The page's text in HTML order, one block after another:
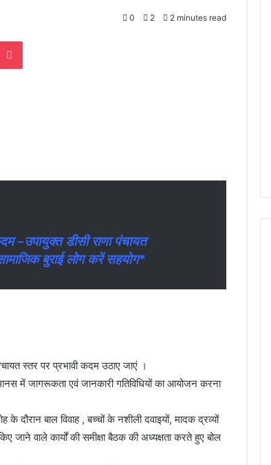
0 2 2 minutes read
Pocket
–उपायुक्त डीसी राणा पंचायत
बुराई लोग करें सहयोग*
स्तर पर प्रभावी कदम उठाए जाएं ।
में जागरूकता एवं जानकारी गतिविधियों का आयोजन करना
दौरान बाल विवाह , बच्चों के नशीली दवाइयों, मादक द्रव्यों
जाने वाले कार्यों की समीक्षा बैठक की अध्यक्षता करते हुए बोल